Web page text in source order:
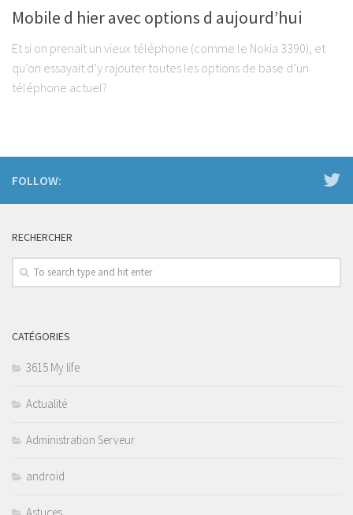
Mobile d hier avec options d aujourd’hui
Et si on prenait un vieux téléphone (comme le Nokia 3390), et
qu’on essayait d’y rajouter toutes les options de base d’un
téléphone actuel?
FOLLOW:
RECHERCHER
CATÉGORIES
3615 My life
Actualité
Administration Serveur
android